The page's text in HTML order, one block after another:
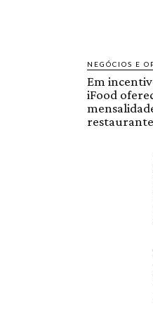
NEGÓCIOS E
Em
iFood